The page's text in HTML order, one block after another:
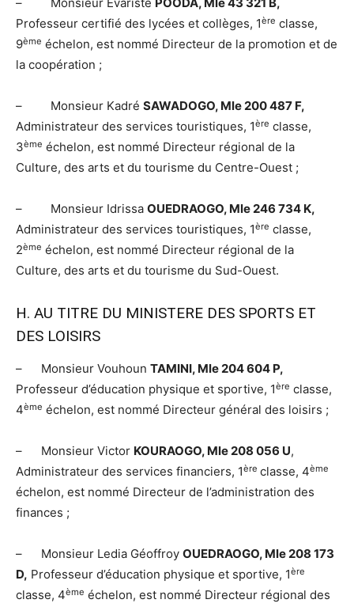
– Monsieur Evariste POODA, Mle 43 321 B,
Professeur certifié des lycées et collèges, 1ère classe,
9ème échelon, est nommé Directeur de la promotion et de
la coopération ;
– Monsieur Kadré SAWADOGO, Mle 200 487 F,
Administrateur des services touristiques, 1ère classe,
3ème échelon, est nommé Directeur régional de la
Culture, des arts et du tourisme du Centre-Ouest ;
– Monsieur Idrissa OUEDRAOGO, Mle 246 734 K,
Administrateur des services touristiques, 1ère classe,
2ème échelon, est nommé Directeur régional de la
Culture, des arts et du tourisme du Sud-Ouest.
H. AU TITRE DU MINISTERE DES SPORTS ET
DES LOISIRS
– Monsieur Vouhoun TAMINI, Mle 204 604 P,
Professeur d’éducation physique et sportive, 1ère classe,
4ème échelon, est nommé Directeur général des loisirs ;
– Monsieur Victor KOURAOGO, Mle 208 056 U,
Administrateur des services financiers, 1ère classe, 4ème
échelon, est nommé Directeur de l’administration des
finances ;
– Monsieur Ledia Géoffroy OUEDRAOGO, Mle 208 173
D, Professeur d’éducation physique et sportive, 1ère
classe, 4ème échelon, est nommé Directeur régional des